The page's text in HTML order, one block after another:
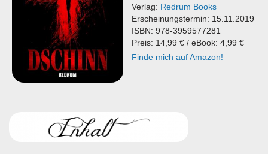
Verlag: Redrum Books
Erscheinungstermin: 15.11.2019
ISBN: 978-3959577281
Preis: 14,99 € / eBook: 4,99 €
Finde mich auf Amazon!